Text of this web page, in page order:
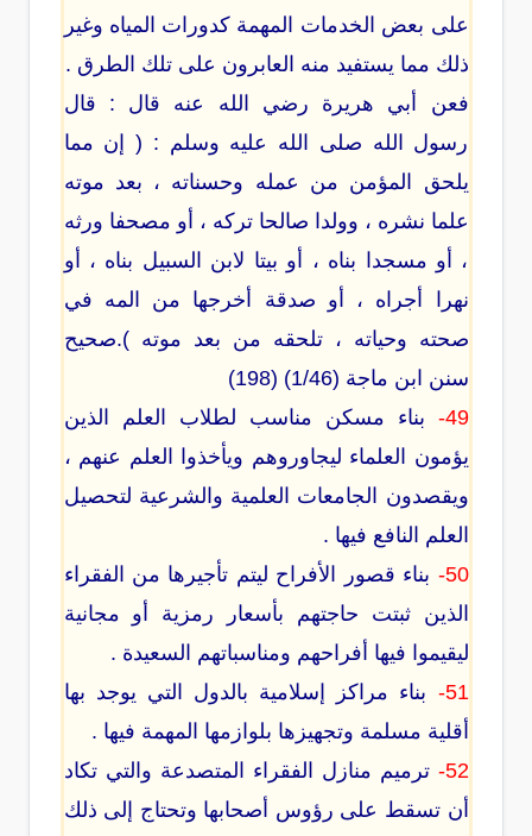
على بعض الخدمات المهمة كدورات المياه وغير
ذلك مما يستفيد منه العابرون على تلك الطرق .
فعن أبي هريرة رضي الله عنه قال : قال
رسول الله صلى الله عليه وسلم : ( إن مما
يلحق المؤمن من عمله وحسناته ، بعد موته
علما نشره ، وولدا صالحا تركه ، أو مصحفا ورثه
، أو مسجدا بناه ، أو بيتا لابن السبيل بناه ، أو
نهرا أجراه ، أو صدقة أخرجها من المه في
صحته وحياته ، تلحقه من بعد موته ).صحيح
سنن ابن ماجة (1/46) (198)
49-
بناء مسكن مناسب لطلاب العلم الذين
يؤمون العلماء ليجاوروهم ويأخذوا العلم عنهم ،
ويقصدون الجامعات العلمية والشرعية لتحصيل
العلم النافع فيها .
50-
بناء قصور الأفراح ليتم تأجيرها من الفقراء
الذين ثبتت حاجتهم بأسعار رمزية أو مجانية
ليقيموا فيها أفراحهم ومناسباتهم السعيدة .
51-
بناء مراكز إسلامية بالدول التي يوجد بها
أقلية مسلمة وتجهيزها بلوازمها المهمة فيها .
52-
ترميم منازل الفقراء المتصدعة والتي تكاد
أن تسقط على رؤوس أصحابها وتحتاج إلى ذلك